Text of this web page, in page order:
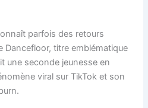
parfois des retours
Dancefloor, titre emblématique
une seconde jeunesse en
viral sur TikTok et son